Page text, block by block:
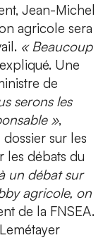
Jean-Michel
agricole sera
« Beaucoup
Une
de
serons les
»,
sur les
les débats du
un débat sur
agricole, on
de la FNSEA.